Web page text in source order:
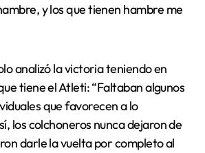
y los que tienen hambre me
analizó la victoria teniendo en
tiene el Atleti: “Faltaban algunos
que favorecen a lo
los colchoneros nunca dejaron de
darle la vuelta por completo al